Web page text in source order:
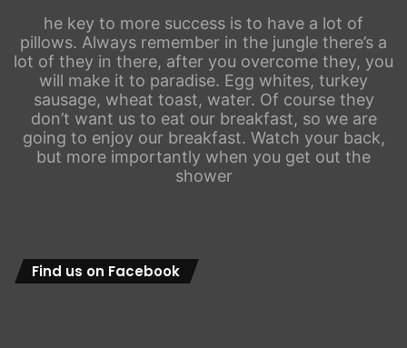
he key to more success is to have a lot of
pillows. Always remember in the jungle there’s a
lot of they in there, after you overcome they, you
will make it to paradise. Egg whites, turkey
sausage, wheat toast, water. Of course they
don’t want us to eat our breakfast, so we are
going to enjoy our breakfast. Watch your back,
but more importantly when you get out the
shower
Find us on Facebook